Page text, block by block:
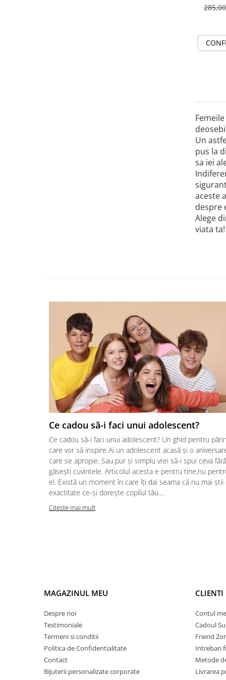
Un
pus la
sa iei
aceste
despre
Alege
viata ta!
Ce cadou să-i faci unui adolescent?
Ce cadou să-i faci unui adolescent? Un ghid pentru
care vor să inspire Ai un adolescent acasă și o
care se apropie. Sau pur și simplu vrei să-i spui ceva
găsești cuvintele. Articolul acesta e pentru tine,nu
el. Există un moment în care îți dai seama că nu mai știi
exactitate ce-și dorește copilul tău....
Citeste mai mult
MAGAZINUL MEU
Despre noi
Testimoniale
Termeni si conditii
Politica de Confidentialitate
Contact
Bijuterii personalizate corporate
CLIENTI
Contul
Cadoul
Friend
Intrebari
Metode
Livrarea